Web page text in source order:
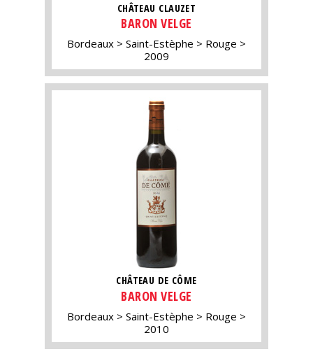
CHÂTEAU CLAUZET
BARON VELGE
Bordeaux Saint-Estèphe
Rouge
2009
CHÂTEAU DE CÔME
BARON VELGE
Bordeaux Saint-Estèphe
Rouge
2010